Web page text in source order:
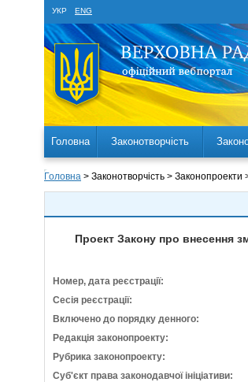
УКР ENG
Головна Законотворчість
Головна > Законотворчість > Законопроекти
Проект Закону про внесення
Номер, дата реєстрації:
Сесія реєстрації:
Включено до порядку денного:
Редакція законопроекту:
Рубрика законопроекту:
Суб'єкт права законодавчої ініціативи: